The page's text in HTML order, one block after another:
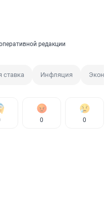
редакции
ставка Инфляция
0 0